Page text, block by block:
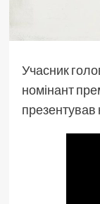
Учасник
номінант
презентував